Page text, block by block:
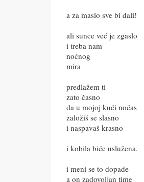
a za maslo sve bi dali!
ali sunce već je zgaslo
i treba nam
noćnog
mira
predlažem ti
zato časno
da u mojoj kući noćas
založiš se slasno
i naspavaš krasno
i kobila biće uslužena.
i meni se to dopade
a on zadovoljan time